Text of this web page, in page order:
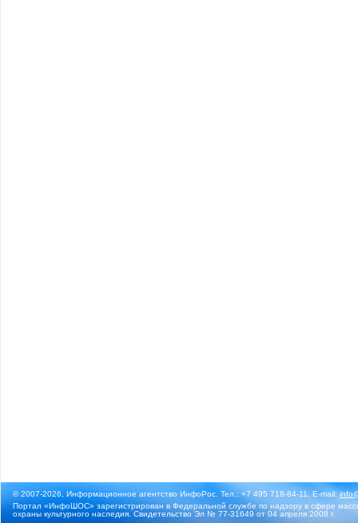
© 2007-2026, Информационное агентство ИнфоРос. Тел.: +7 495 718-84-11, E-mail:
Портал «ИнфоШОС» зарегистрирован в Федеральной службе по надзору в сфере
охраны культурного наследия. Свидетельство Эл № 77-31649 от 04 апреля 2008 г.